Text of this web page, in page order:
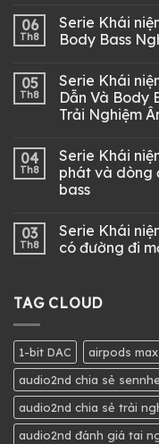
06
Th8
Serie Khái
Body Bass
05
Th8
Serie Khái
Dẫn Và Body
Trải Nghiệm
04
Th8
Serie Khái
phát và dòng
bass
03
Th8
Serie Khái
có đường đi
TAG CLOUD
1-bit DAC airpods
audio2nd chia sẻ
audio2nd chia sẻ trải
audio2nd đánh giá tai